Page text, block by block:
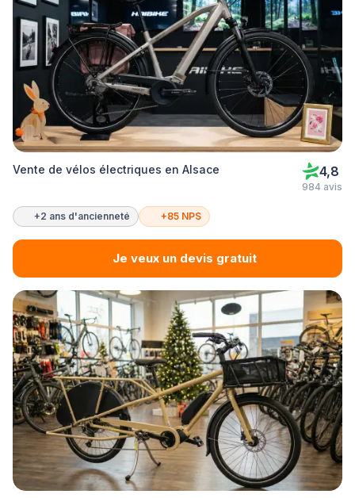
Vente de vélos électriques en Alsace 4,8
984 avis
+2 ans d'ancienneté +85 NPS
Je veux un devis gratuit